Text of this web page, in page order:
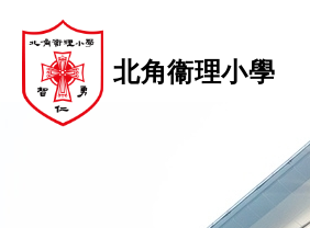
北角衞理小學